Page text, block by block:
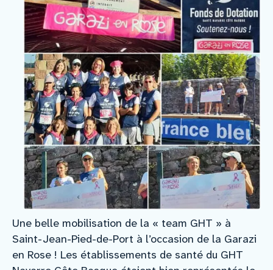
Une belle mobilisation de la « team GHT » à
Saint-Jean-Pied-de-Port à l’occasion de la Garazi
en Rose ! Les établissements de santé du GHT